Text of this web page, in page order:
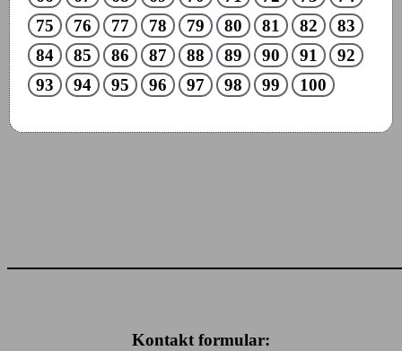
75
76 77 78 79 80 81 82
83
84
85 86 87 88 89 90 91
92
93
94 95 96 97 98 99 100
Kontakt formular: